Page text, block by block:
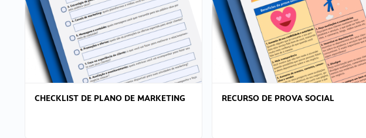
CHECKLIST DE PLANO DE MARKETING RECURSO DE PROVA SOCIAL